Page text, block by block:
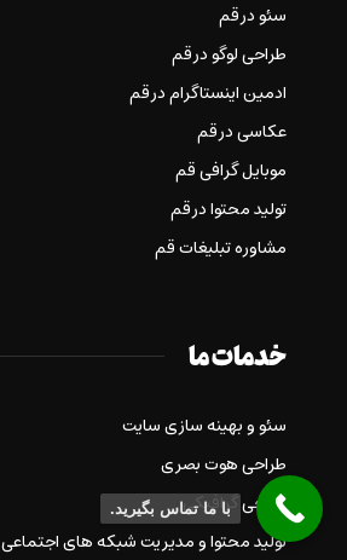
سئو در قم
طراحی لوگو در قم
ادمین اینستاگرام در قم
عکاسی در قم
موبایل گرافی قم
تولید محتوا در قم
مشاوره تبلیغات قم
خدمات ما
سئو و بهینه سازی سایت
طراحی هوت بصری
طراحی گرافیکی
تولید محتوا و مدیریت شبکه های اجتماعی
با ما تماس بگیرید.